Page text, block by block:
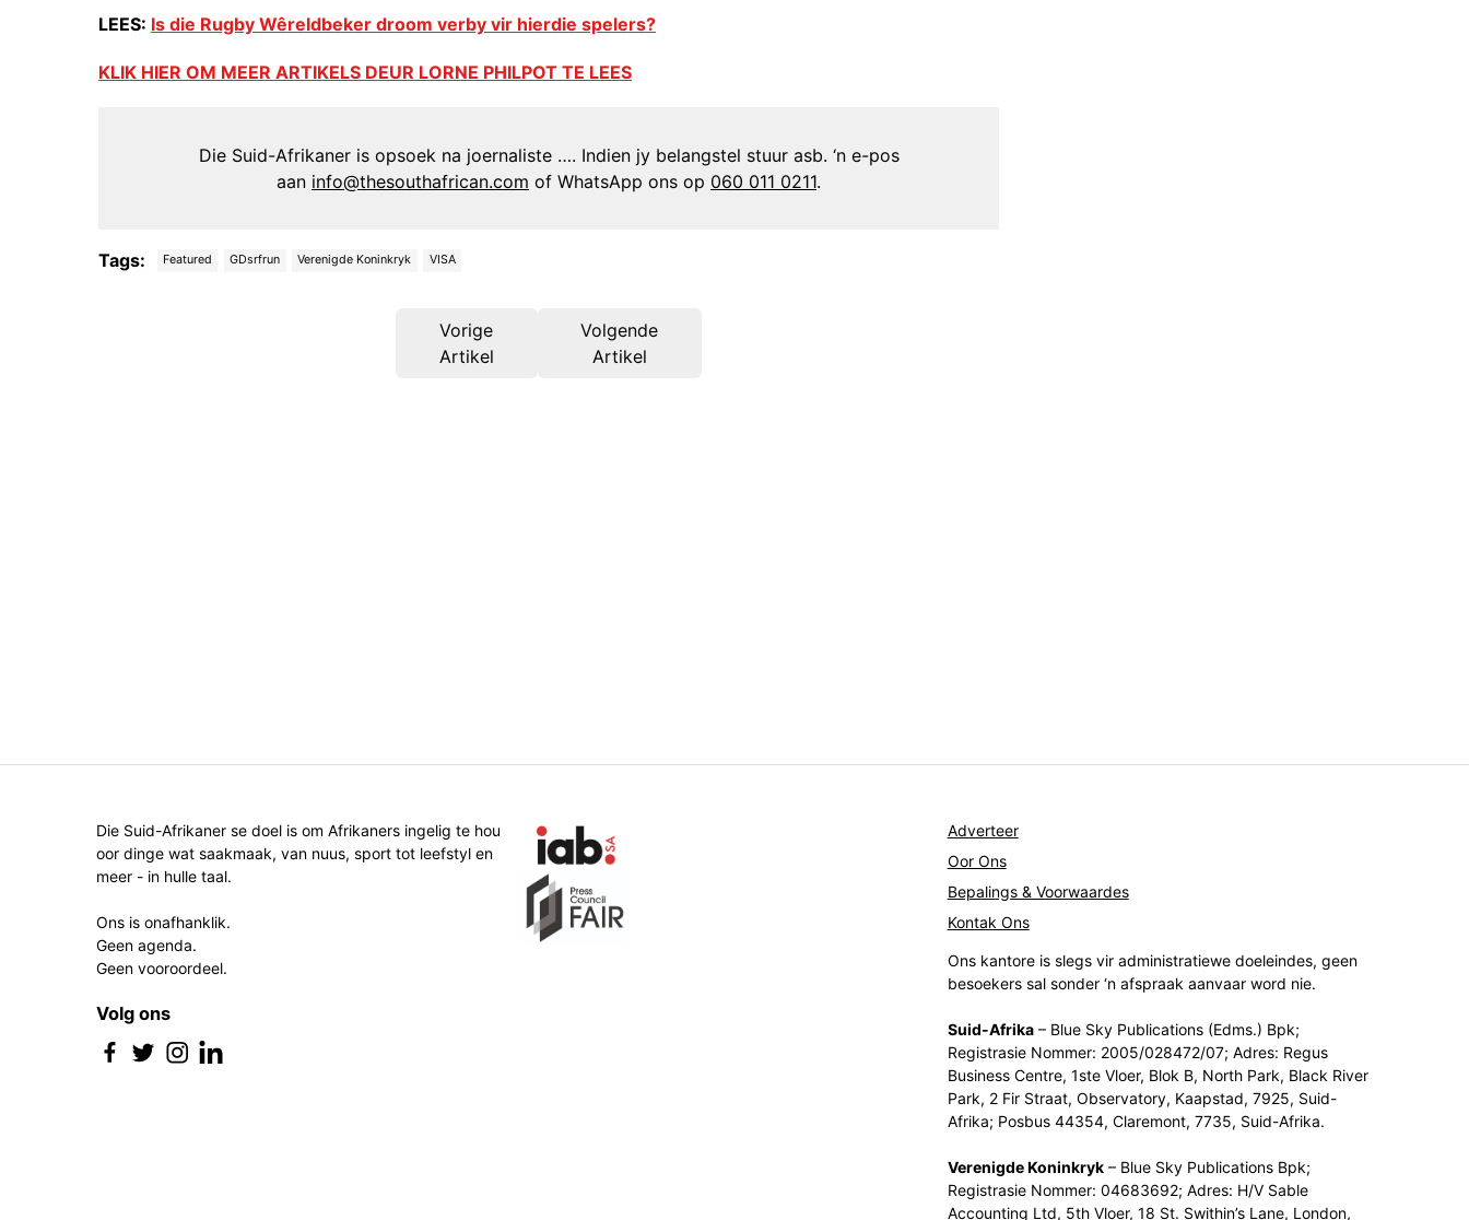
LEES: Is die Rugby Wêreldbeker droom verby vir hierdie spelers?
KLIK HIER OM MEER ARTIKELS DEUR LORNE PHILPOT TE LEES
Die Suid-Afrikaner is opsoek na joernaliste …. Indien jy belangstel stuur asb. ‘n e-pos
aan info@thesouthafrican.com of WhatsApp ons op 060 011 0211.
Tags: Featured GDsrfrun Verenigde Koninkryk VISA
Volgende
Artikel
Vorige
Artikel
Die Suid-Afrikaner se doel is om Afrikaners ingelig te hou
oor dinge wat saakmaak, van nuus, sport tot leefstyl en
meer - in hulle taal.
Ons is onafhanklik.
Geen agenda.
Geen vooroordeel.
Volg ons
Adverteer
Oor Ons
Bepalings & Voorwaardes
Kontak Ons
Ons kantore is slegs vir administratiewe doeleindes, geen
besoekers sal sonder ‘n afspraak aanvaar word nie.
Suid-Afrika– Blue Sky Publications (Edms.) Bpk;
Registrasie Nommer: 2005/028472/07; Adres: Regus
Business Centre, 1ste Vloer, Blok B, North Park, Black River
Park, 2 Fir Straat, Observatory, Kaapstad, 7925, Suid-
Afrika; Posbus 44354, Claremont, 7735, Suid-Afrika.
Verenigde Koninkryk– Blue Sky Publications Bpk;
Registrasie Nommer: 04683692; Adres: H/V Sable
Accounting Ltd, 5th Vloer, 18 St. Swithin’s Lane, London,